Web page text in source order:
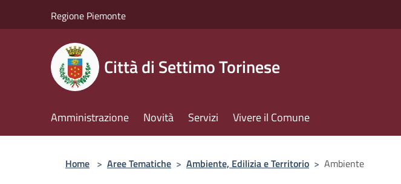
Regione Piemonte
Città di Settimo Torinese
Amministrazione Novità Servizi Vivere il Comune
Home > Aree Tematiche > Ambiente, Edilizia e Territorio > Ambiente